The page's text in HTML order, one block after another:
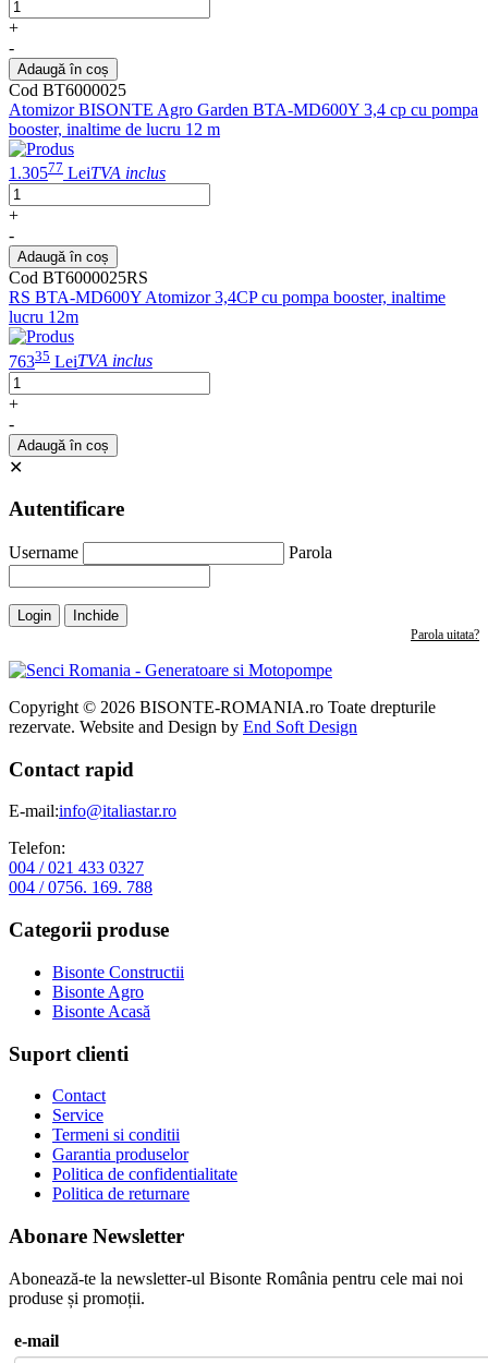
+
-
Adaugă în coș
Cod BT6000025
Atomizor BISONTE Agro Garden BTA-MD600Y 3,4 cp cu pompa
booster, inaltime de lucru 12 m
1.30577 LeiTVA inclus
+
-
Adaugă în coș
Cod BT6000025RS
RS BTA-MD600Y Atomizor 3,4CP cu pompa booster, inaltime
lucru 12m
76335 LeiTVA inclus
+
-
Adaugă în coș
✕
Autentificare
Username Parola
Login Inchide
Parola uitata?
Copyright © 2026 BISONTE-ROMANIA.ro Toate drepturile
rezervate. Website and Design by End Soft Design
Contact rapid
E-mail:info@italiastar.ro
Telefon:
004 / 021 433 0327
004 / 0756. 169. 788
Categorii produse
Bisonte Constructii
Bisonte Agro
Bisonte Acasă
Suport clienti
Contact
Service
Termeni si conditii
Garantia produselor
Politica de confidentialitate
Politica de returnare
Abonare Newsletter
Abonează-te la newsletter-ul Bisonte România pentru cele mai noi
produse și promoții.
e-mail